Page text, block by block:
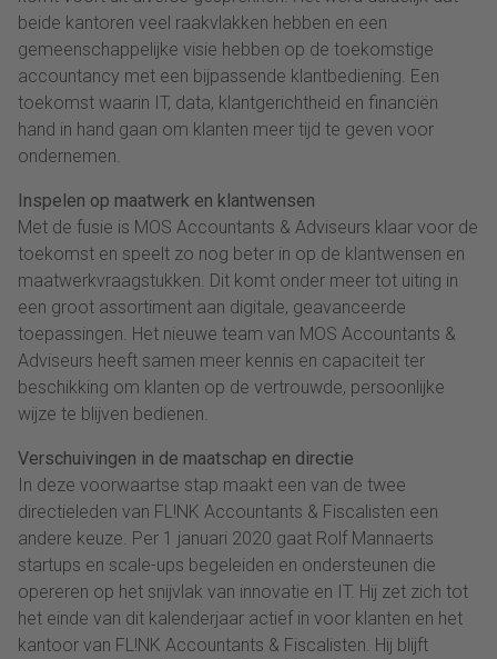
beide kantoren veel raakvlakken hebben en een
gemeenschappelijke visie hebben op de toekomstige
accountancy met een bijpassende klantbediening. Een
toekomst waarin IT, data, klantgerichtheid en financiën
hand in hand gaan om klanten meer tijd te geven voor
ondernemen.
Inspelen op maatwerk en klantwensen
Met de fusie is MOS Accountants & Adviseurs klaar voor de
toekomst en speelt zo nog beter in op de klantwensen en
maatwerkvraagstukken. Dit komt onder meer tot uiting in
een groot assortiment aan digitale, geavanceerde
toepassingen. Het nieuwe team van MOS Accountants &
Adviseurs heeft samen meer kennis en capaciteit ter
beschikking om klanten op de vertrouwde, persoonlijke
wijze te blijven bedienen.
Verschuivingen in de maatschap en directie
In deze voorwaartse stap maakt een van de twee
directieleden van FL!NK Accountants & Fiscalisten een
andere keuze. Per 1 januari 2020 gaat Rolf Mannaerts
startups en scale-ups begeleiden en ondersteunen die
opereren op het snijvlak van innovatie en IT. Hij zet zich tot
het einde van dit kalenderjaar actief in voor klanten en het
kantoor van FL!NK Accountants & Fiscalisten. Hij blijft